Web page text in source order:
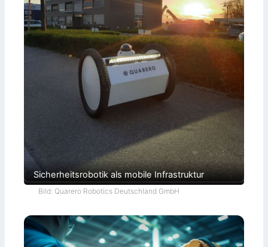
Sicherheitsrobotik als mobile Infrastruktur
Bild: Quarero Robotics Deutschland GmbH